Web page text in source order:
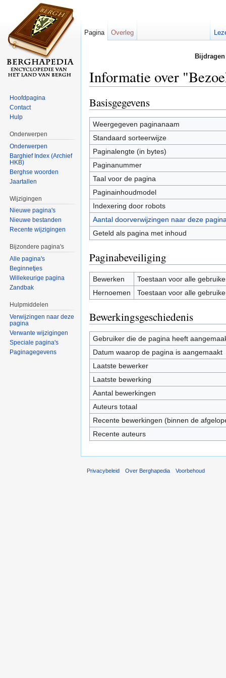
Informatie over
Basisgegevens
Weergegeven paginanaam
Standaard sorteerwijze
Paginalengte (in bytes)
Paginanummer
Taal voor de pagina
Paginainhoudmodel
Indexering door robots
Aantal doorverwijzingen naar deze
Geteld als pagina met inhoud
Paginabeveiliging
Bewerken
Toestaan voor alle
Hernoemen
Toestaan voor alle
Bewerkingsgeschiedenis
Gebruiker die de pagina heeft
Datum waarop de pagina is aangemaakt
Laatste bewerker
Laatste bewerking
Aantal bewerkingen
Auteurs totaal
Recente bewerkingen (binnen de
Recente auteurs
Pagina Overleg
Hoofdpagina
Contact
Hulp
Onderwerpen
Onderwerpen
Barghief Index (Archief
HKB)
Berghse woorden
Jaartallen
Wijzigingen
Nieuwe pagina's
Nieuwe bestanden
Recente wijzigingen
Bijzondere pagina's
Alle pagina's
Beginnetjes
Willekeurige pagina
Zandbak
Hulpmiddelen
Verwijzingen naar deze
pagina
Verwante wijzigingen
Speciale pagina's
Paginagegevens
Privacybeleid Over Berghapedia Voorbehoud